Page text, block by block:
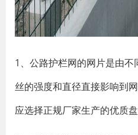
1、公路护栏网的网片是由
丝的强度和直径直接影响到
应选择正规厂家生产的优质